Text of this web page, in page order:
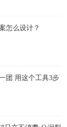
怎么设计？
团 用这个工具3步